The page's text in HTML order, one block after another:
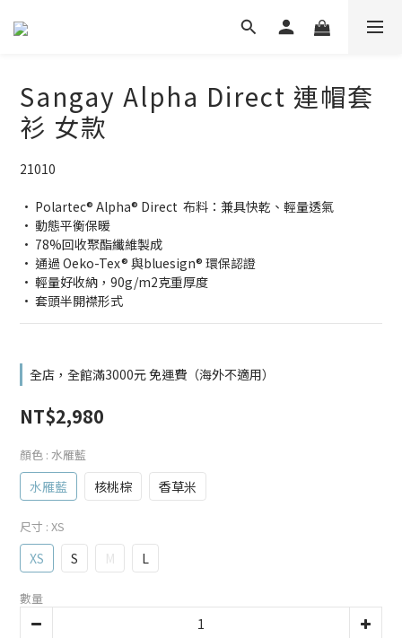
Sangay Alpha Direct 連帽套
衫 女款
21010
· Polartec® Alpha® Direct  布料：兼具快乾、輕量透氣
· 動態平衡保暖
· 78%回收聚酯纖維製成
· 通過 Oeko-Tex® 與bluesign® 環保認證
· 輕量好收納，90g/m2克重厚度
· 套頭半開襟形式
全店，全館滿3000元 免運費（海外不適用）
NT$2,980
顏色 : 水雁藍
水雁藍 核桃棕 香草米
尺寸 : XS
XS S M L
數量